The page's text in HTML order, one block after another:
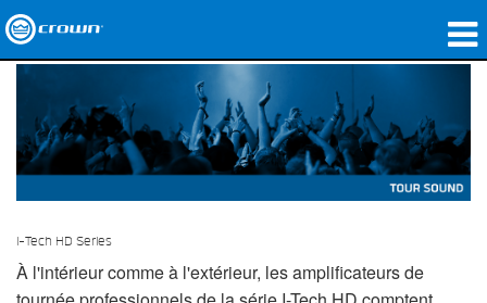
Applications
Audio en réseau
Études de cas
I-Tech HD Series
À l'intérieur comme à l'extérieur, les amplificateurs de